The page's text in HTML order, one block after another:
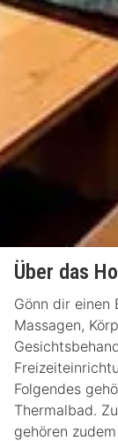
Über das
Gönn dir einen
Massagen,
Folgendes
Thermalbad.
gehören